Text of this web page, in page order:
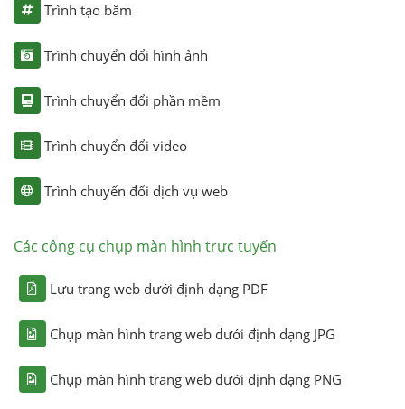
Trình tạo băm
Trình chuyển đổi hình ảnh
Trình chuyển đổi phần mềm
Trình chuyển đổi video
Trình chuyển đổi dịch vụ web
Các công cụ chụp màn hình trực tuyến
Lưu trang web dưới định dạng PDF
Chụp màn hình trang web dưới định dạng JPG
Chụp màn hình trang web dưới định dạng PNG